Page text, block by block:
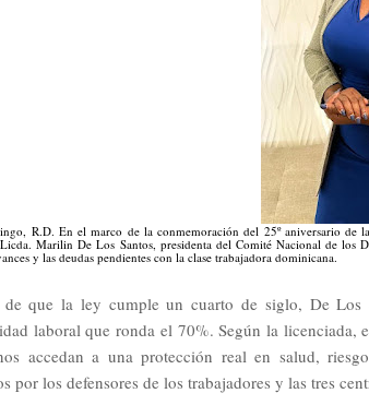
R.D. En el marco de la conmemoración del 25º aniversario
Marilin De Los Santos, presidenta del Comité Nacional de
y las deudas pendientes con la clase trabajadora dominicana.
que la ley cumple un cuarto de siglo, De Los
laboral que ronda el 70%. Según la licenciada,
accedan a una protección real en salud,
por los defensores de los trabajadores y las tres